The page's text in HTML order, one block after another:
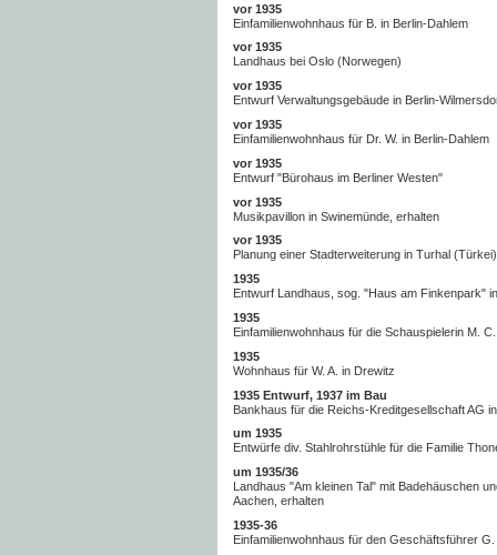
vor 1935
Einfamilienwohnhaus für B. in Berlin-Dahlem
vor 1935
Landhaus bei Oslo (Norwegen)
vor 1935
Entwurf Verwaltungsgebäude in Berlin-
vor 1935
Einfamilienwohnhaus für Dr. W. in Berlin-Dahlem
vor 1935
Entwurf "Bürohaus im Berliner Westen"
vor 1935
Musikpavillon in Swinemünde, erhalten
vor 1935
Planung einer Stadterweiterung in Turhal (Türkei)
1935
Entwurf Landhaus, sog. "Haus am Finkenpark"
1935
Einfamilienwohnhaus für die Schauspielerin M.
1935
Wohnhaus für W. A. in Drewitz
1935 Entwurf, 1937 im Bau
Bankhaus für die Reichs-Kreditgesellschaft AG
um 1935
Entwürfe div. Stahlrohrstühle für die Familie
um 1935/36
Landhaus "Am kleinen Tal" mit Badehäuschen
Aachen, erhalten
1935-36
Einfamilienwohnhaus für den Geschäftsführer